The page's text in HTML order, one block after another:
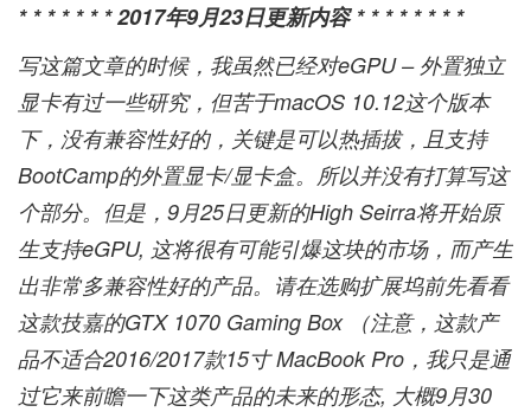
* * * * * * * 2017年9月23日更新内容 * * * * * * * *
写这篇文章的时候，我虽然已经对eGPU – 外置独立
显卡有过一些研究，但苦于macOS 10.12这个版本
下，没有兼容性好的，关键是可以热插拔，且支持
BootCamp的外置显卡/显卡盒。所以并没有打算写这
个部分。但是，9月25日更新的High Seirra将开始原
生支持eGPU, 这将很有可能引爆这块的市场，而产生
出非常多兼容性好的产品。请在选购扩展坞前先看看
这款技嘉的GTX 1070 Gaming Box （注意，这款产
品不适合2016/2017款15寸 MacBook Pro，我只是通
过它来前瞻一下这类产品的未来的形态, 大概9月30